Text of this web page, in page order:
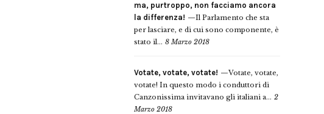
ma, purtroppo, non facciamo ancora
la differenza!
Il Parlamento che sta
per lasciare, e di cui sono componente, è
stato il... 8 Marzo 2018
Votate, votate, votate!
Votate, votate,
votate! In questo modo i conduttori di
Canzonissima invitavano gli italiani a... 2
Marzo 2018